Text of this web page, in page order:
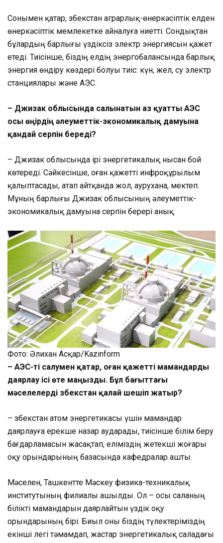
Сонымен қатар, Өзбекстан аграрлық-өнеркәсіптік елден
өнеркәсіптік мемлекетке айналуға ниетті. Сондықтан
бұлардың барлығы үздіксіз электр энергиясын қажет
етеді. Тиісінше, біздің елдің энергобалансында барлық
энергия өндіру көздері болуы тиіс: күн, жел, су электр
станциялары және АЭС.
– Джизак облысында салынатын аз қуатты АЭС
осы өңірдің әлеуметтік-экономикалық дамуына
қандай серпін береді?
– Джизак облысында ірі энергетикалық нысан бой
көтереді. Сәйкесінше, оған қажетті инфроқұрылым
қалыптасады, атап айтқанда жол, аурухана, мектеп.
Мұның барлығы Джизак облысының әлеуметтік-
экономикалық дамуына серпін берері анық.
Фото: Әлихан Асқар/Kazinform
– АЭС-ті салумен қатар, оған қажетті мамандарды
даярлау ісі өте маңызды. Бұл бағыттағы
мәселелерді Өзбекстан қалай шешіп жатыр?
– Өзбекстан атом энергетикасы үшін мамандар
даярлауға ерекше назар аударады, тиісінше білім беру
бағдарламасын жасақтап, еліміздің жетекші жоғары
оқу орындарының базасында кафедралар ашты.
Мәселен, Ташкентте Мәскеу физика-техникалық
институтының филиалы ашылды. Ол – осы саланың
білікті мамандарын даярлайтын үздік оқу
орындарының бірі. Биыл оны біздің түлектеріміздің
екінші легі тәмамдап, жастар энергетикалық саладағы